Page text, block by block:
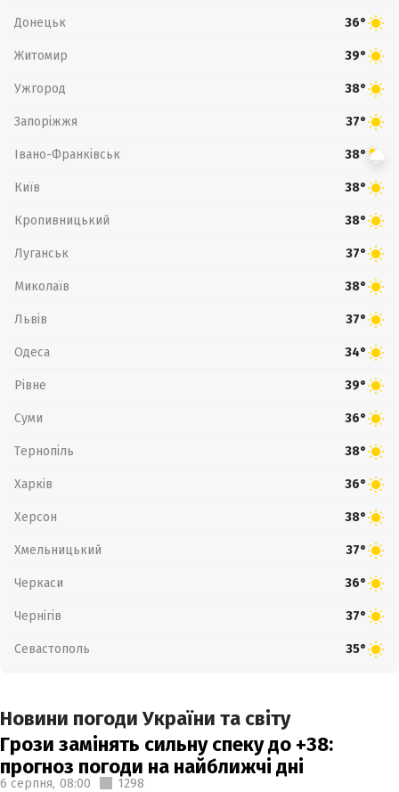
Донецьк 36°
Житомир 39°
Ужгород 38°
Запоріжжя 37°
Івано-Франківськ 38°
Київ 38°
Кропивницький 38°
Луганськ 37°
Миколаїв 38°
Львів 37°
Одеса 34°
Рівне 39°
Суми 36°
Тернопіль 38°
Харків 36°
Херсон 38°
Хмельницький 37°
Черкаси 36°
Чернігів 37°
Севастополь 35°
Новини погоди України та світу
Грози замінять сильну спеку до +38:
прогноз погоди на найближчі дні
6 серпня, 08:00 1298